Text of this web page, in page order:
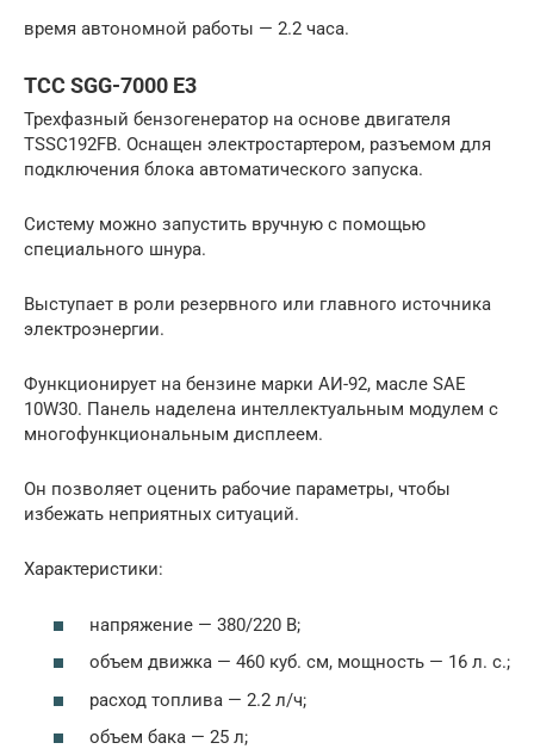
время автономной работы — 2.2 часа.
ТСС SGG-7000 E3
Трехфазный бензогенератор на основе двигателя
TSSC192FB. Оснащен электростартером, разъемом для
подключения блока автоматического запуска.
Систему можно запустить вручную с помощью
специального шнура.
Выступает в роли резервного или главного источника
электроэнергии.
Функционирует на бензине марки АИ-92, масле SAE
10W30. Панель наделена интеллектуальным модулем с
многофункциональным дисплеем.
Он позволяет оценить рабочие параметры, чтобы
избежать неприятных ситуаций.
Характеристики:
напряжение — 380/220 В;
объем движка — 460 куб. см, мощность — 16 л. с.;
расход топлива — 2.2 л/ч;
объем бака — 25 л;